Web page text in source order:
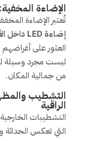
الإضاءة
تُعتبر الإضاءة
إضاءة LED داخل الأرفف
العثور على
ليست مجرد وسيلة
من جمالية المكان.
التشطيب
الراقية
التشطيبات
التي تعكس الحداثة